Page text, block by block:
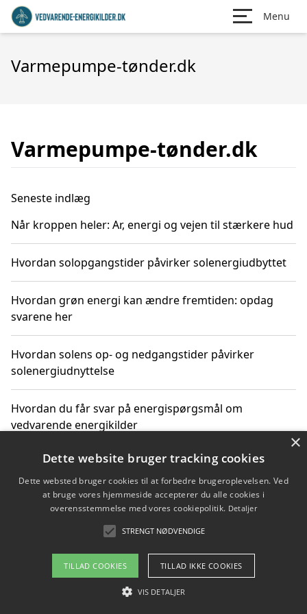
Menu
Varmepumpe-tønder.dk
Varmepumpe-tønder.dk
Seneste indlæg
Når kroppen heler: Ar, energi og vejen til stærkere hud
Hvordan solopgangstider påvirker solenergiudbyttet
Hvordan grøn energi kan ændre fremtiden: opdag
svarene her
Hvordan solens op- og nedgangstider påvirker
solenergiudnyttelse
Hvordan du får svar på energispørgsmål om
vedvarende energikilder
Copyright 2026 - Pilanto Aps
Om / kontakt
Blog Betingelser
×
Dette website bruger tracking cookies
Dette websted bruger cookies til at forbedre brugeroplevelsen. Ved
at bruge vores hjemmeside accepterer du alle cookies i
overensstemmelse med vores cookiepolitik. Detaljer
STRENGT NØDVENDIGE
TILLAD COOKIES TILLAD IKKE COOKIES
VIS DETALJER